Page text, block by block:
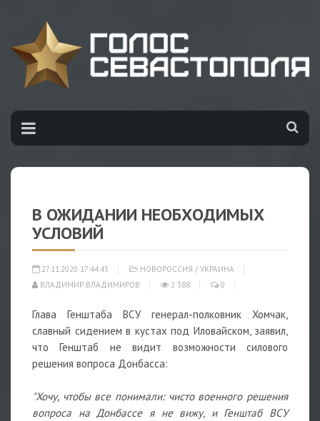
В ОЖИДАНИИ НЕОБХОДИМЫХ
УСЛОВИЙ
27.11.2020 17:44:43 НОВОРОССИЯ / УКРАИНА
ВЛАДИМИР ВЛАДИМИРОВ
2 388 0
Глава Генштаба ВСУ генерал-полковник Хомчак,
славный сидением в кустах под Иловайском, заявил,
что Генштаб не видит возможности силового
решения вопроса Донбасса:
"Хочу, чтобы все понимали: чисто военного решения
вопроса на Донбассе я не вижу, и Генштаб ВСУ